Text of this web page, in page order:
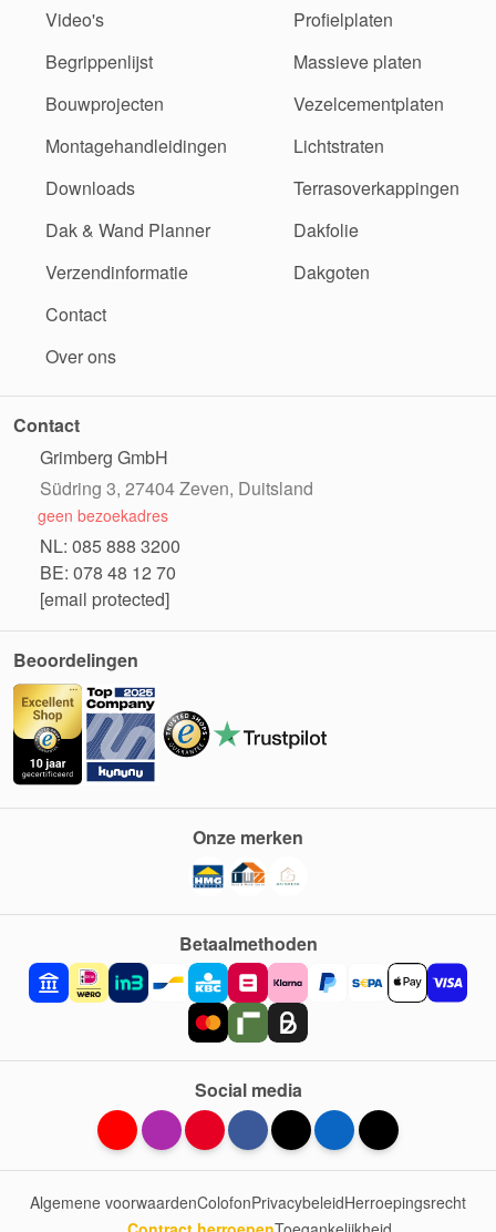
Video's
Begrippenlijst
Bouwprojecten
Montagehandleidingen
Downloads
Dak & Wand Planner
Verzendinformatie
Contact
Over ons
Profielplaten
Massieve platen
Vezelcementplaten
Lichtstraten
Terrasoverkappingen
Dakfolie
Dakgoten
Contact
Grimberg GmbH
Südring 3, 27404 Zeven, Duitsland
geen bezoekadres
NL: 085 888 3200
BE: 078 48 12 70
[email protected]
Beoordelingen
Betaalmethoden
Onze merken
Social media
Algemene voorwaardenColofonPrivacybeleidHerroepingsrecht